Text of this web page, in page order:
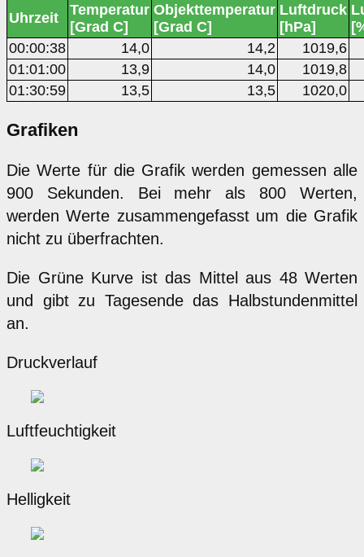
Uhrzeit
Temperatur
[Grad C]
Objekttemperatur
[Grad C]
Luftdruck
[hPa]
00:00:38
14,0 14,2
1019,6
01:01:00
13,9 14,0
1019,8
01:30:59
13,5 13,5 1020,0
Grafiken
Die Werte für die Grafik werden gemessen alle
900 Sekunden. Bei mehr als 800 Werten,
werden Werte zusammengefasst um die Grafik
nicht zu überfrachten.
Die Grüne Kurve ist das Mittel aus 48 Werten
und gibt zu Tagesende das Halbstundenmittel
an.
Druckverlauf
Luftfeuchtigkeit
Helligkeit